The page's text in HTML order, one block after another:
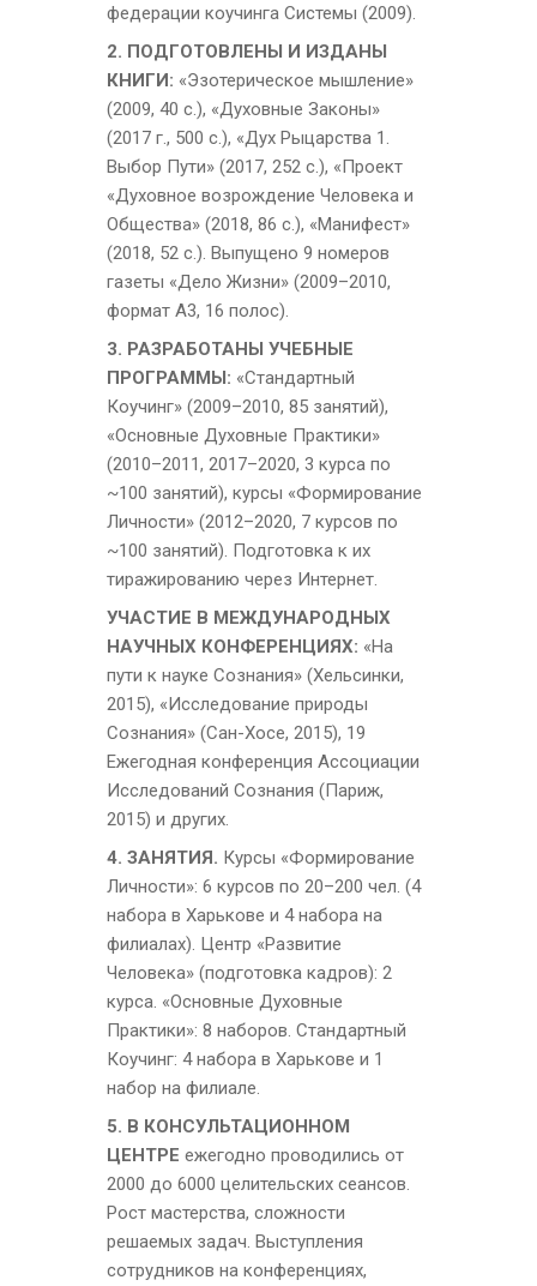
федерации коучинга Системы (2009).
2. ПОДГОТОВЛЕНЫ И ИЗДАНЫ
КНИГИ: «Эзотерическое мышление»
(2009, 40 с.), «Духовные Законы»
(2017 г., 500 с.), «Дух Рыцарства 1.
Выбор Пути» (2017, 252 с.), «Проект
«Духовное возрождение Человека и
Общества» (2018, 86 с.), «Манифест»
(2018, 52 с.). Выпущено 9 номеров
газеты «Дело Жизни» (2009–2010,
формат А3, 16 полос).
3. РАЗРАБОТАНЫ УЧЕБНЫЕ
ПРОГРАММЫ: «Стандартный
Коучинг» (2009–2010, 85 занятий),
«Основные Духовные Практики»
(2010–2011, 2017–2020, 3 курса по
~100 занятий), курсы «Формирование
Личности» (2012–2020, 7 курсов по
~100 занятий). Подготовка к их
тиражированию через Интернет.
УЧАСТИЕ В МЕЖДУНАРОДНЫХ
НАУЧНЫХ КОНФЕРЕНЦИЯХ: «На
пути к науке Сознания» (Хельсинки,
2015), «Исследование природы
Сознания» (Сан-Хосе, 2015), 19
Ежегодная конференция Ассоциации
Исследований Сознания (Париж,
2015) и других.
4. ЗАНЯТИЯ. Курсы «Формирование
Личности»: 6 курсов по 20–200 чел. (4
набора в Харькове и 4 набора на
филиалах). Центр «Развитие
Человека» (подготовка кадров): 2
курса. «Основные Духовные
Практики»: 8 наборов. Стандартный
Коучинг: 4 набора в Харькове и 1
набор на филиале.
5. В КОНСУЛЬТАЦИОННОМ
ЦЕНТРЕ ежегодно проводились от
2000 до 6000 целительских сеансов.
Рост мастерства, сложности
решаемых задач. Выступления
сотрудников на конференциях,